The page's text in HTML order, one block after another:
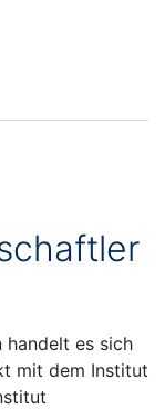
handelt es sich
mit dem Institut